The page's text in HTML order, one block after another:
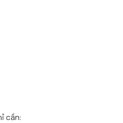
cần: